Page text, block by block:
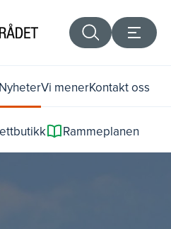
NyheterVi menerKontakt oss
Rammeplanen